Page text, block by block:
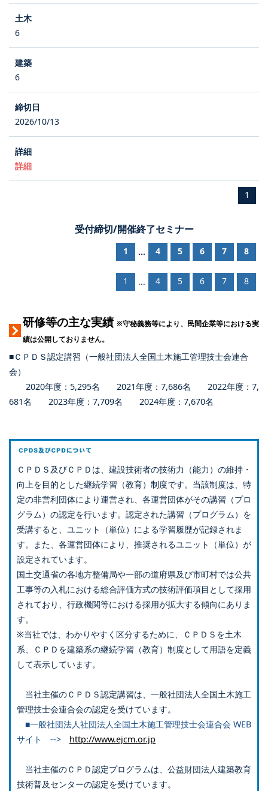
6
6
2026/10/13
詳細
1
受付締切/開催終了セミナー
1 ... 4 5 6 7 8
1 ... 4 5 6 7 8
研修等の主な実績 ※守秘義務等により、民間企業等における実
績は公開しておりません。
■ＣＰＤＳ認定講習（一般社団法人全国土木施工管理技士会連合
会）
2020年度：5,295名 2021年度：7,686名 2022年度：7,
681名 2023年度：7,709名 2024年度：7,670名
ＣＰＤＳ及びＣＰＤは、建設技術者の技術力（能力）の維持・
向上を目的とした継続学習（教育）制度です。当該制度は、特
定の非営利団体により運営され、各運営団体がその講習（プロ
グラム）の認定を行います。認定された講習（プログラム）を
受講すると、ユニット（単位）による学習履歴が記録されま
す。また、各運営団体により、推奨されるユニット（単位）が
設定されています。
国土交通省の各地方整備局や一部の道府県及び市町村では公共
工事等の入札における総合評価方式の技術評価項目として採用
されており、行政機関等における採用が拡大する傾向にありま
す。
※当社では、わかりやすく区分するために、ＣＰＤＳを土木
系、ＣＰＤを建築系の継続学習（教育）制度として用語を定義
して表示しています。
当社主催のＣＰＤＳ認定講習は、一般社団法人全国土木施工
管理技士会連合会の認定を受けています。
■一般社団法人社団法人全国土木施工管理技士会連合会 WEB
サイト --> http://www.ejcm.or.jp
当社主催のＣＰＤ認定プログラムは、公益財団法人建築教育
技術普及センターの認定を受けています。